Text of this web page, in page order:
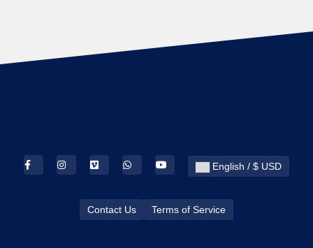
English / $ USD
Contact Us Terms of Service